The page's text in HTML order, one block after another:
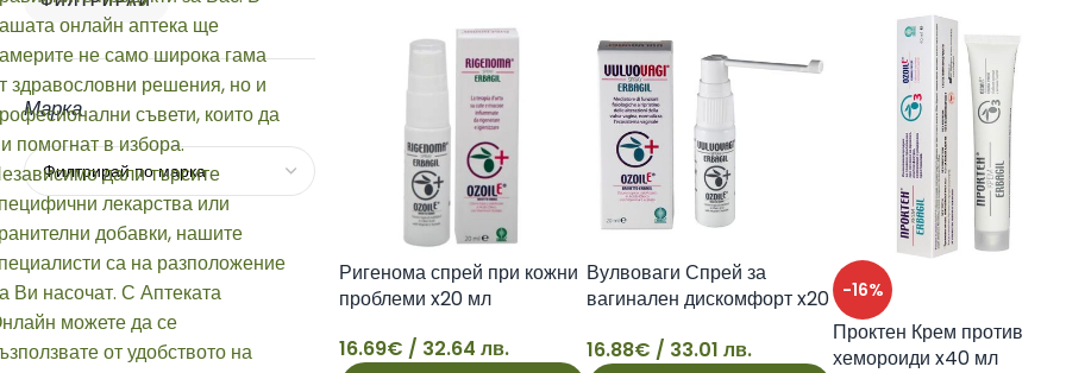
Марка
Ригенома спрей при кожни
проблеми x20 мл
16.69€ / 32.64 лв.
Вулвоваги Спрей за
вагинален дискомфорт x20
16.88€ / 33.01 лв.
-16%
Проктен Крем против
хемороиди x40 мл